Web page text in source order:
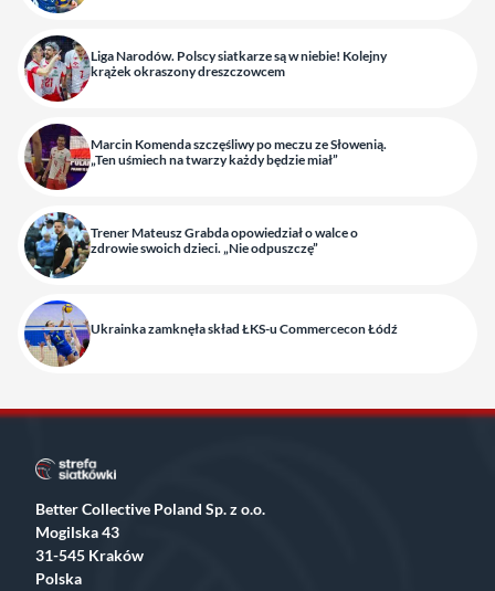
Liga Narodów. Polscy siatkarze są w niebie! Kolejny
krążek okraszony dreszczowcem
Marcin Komenda szczęśliwy po meczu ze Słowenią.
„Ten uśmiech na twarzy każdy będzie miał”
Trener Mateusz Grabda opowiedział o walce o
zdrowie swoich dzieci. „Nie odpuszczę”
Ukrainka zamknęła skład ŁKS-u Commercecon Łódź
Better Collective Poland Sp. z o.o.
Mogilska 43
31-545 Kraków
Polska